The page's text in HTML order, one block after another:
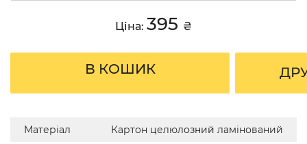
Ціна: 395 ₴
В КОШИК
Матеріал Картон целюлозний ламінований